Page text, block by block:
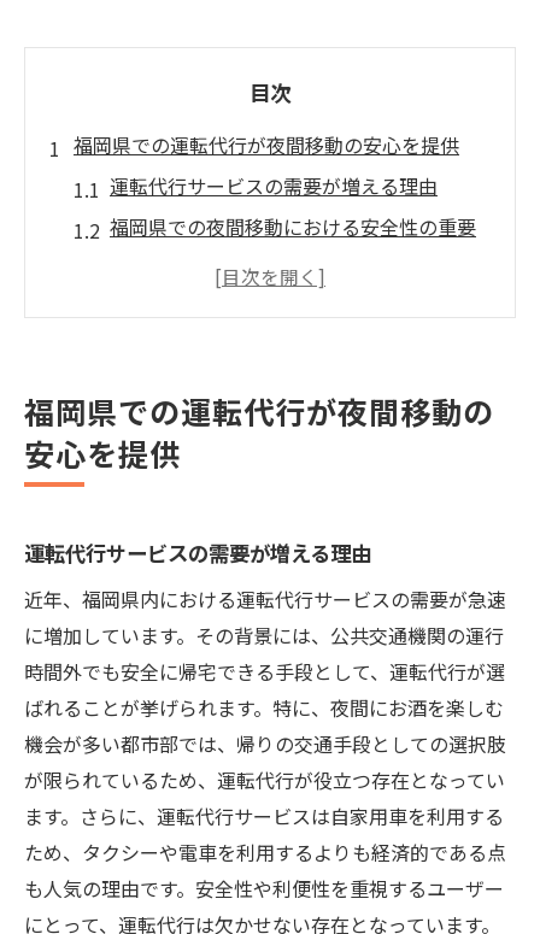
目次
福岡県での運転代行が夜間移動の安心を提供
運転代行サービスの需要が増える理由
福岡県での夜間移動における安全性の重要
福岡県内で利用できる主な運転代行サービ
ス
信頼できる福岡県内の運転代行サービスの選び
運転代行サービスを選ぶ際の基準とは
福岡県で評判の良い運転代行業者の特徴
口コミを活用して運転代行を選ぶ方法
信頼性の高い運転代行を選ぶポイント
価格とサービス内容を比較するコツ
福岡県での運転代行業者の選び方ガイド
運転代行サービスを選ぶ際の重要ポイント
運転代行業者の信頼性を確認する方法
福岡県での運転代行が夜間移動の
安心を提供
運転代行サービスの需要が増える理由
近年、福岡県内における運転代行サービスの需要が急速
に増加しています。その背景には、公共交通機関の運行
時間外でも安全に帰宅できる手段として、運転代行が選
ばれることが挙げられます。特に、夜間にお酒を楽しむ
機会が多い都市部では、帰りの交通手段としての選択肢
が限られているため、運転代行が役立つ存在となってい
ます。さらに、運転代行サービスは自家用車を利用する
ため、タクシーや電車を利用するよりも経済的である点
も人気の理由です。安全性や利便性を重視するユーザー
にとって、運転代行は欠かせない存在となっています。